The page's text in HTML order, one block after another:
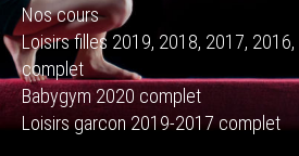
Nos cours
Loisirs filles 2019, 2018, 2017,
complet
Babygym 2020 complet
Loisirs garcon 2019-2017 complet